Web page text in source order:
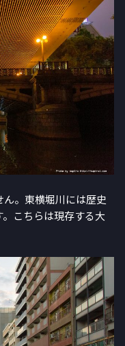
。東横堀川には歴史
こちらは現存する大